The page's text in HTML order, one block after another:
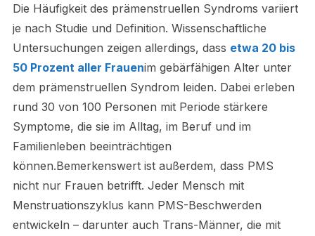
Die Häufigkeit des prämenstruellen Syndroms variiert
je nach Studie und Definition. Wissenschaftliche
Untersuchungen zeigen allerdings, dass etwa 20 bis
50 Prozent aller Frauenim gebärfähigen Alter unter
dem prämenstruellen Syndrom leiden. Dabei erleben
rund 30 von 100 Personen mit Periode stärkere
Symptome, die sie im Alltag, im Beruf und im
Familienleben beeinträchtigen
können.Bemerkenswert ist außerdem, dass PMS
nicht nur Frauen betrifft. Jeder Mensch mit
Menstruationszyklus kann PMS-Beschwerden
entwickeln – darunter auch Trans-Männer, die mit